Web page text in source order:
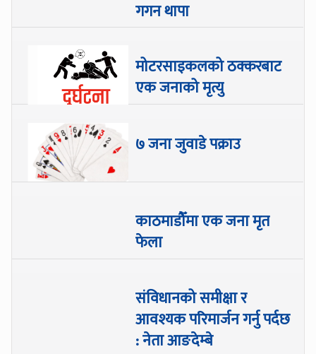
गगन थापा
मोटरसाइकलको ठक्करबाट
एक जनाको मृत्यु
७ जना जुवाडे पक्राउ
काठमाडौँमा एक जना मृत
फेला
संविधानको समीक्षा र
आवश्यक परिमार्जन गर्नु पर्दछ
: नेता आङदेम्बे